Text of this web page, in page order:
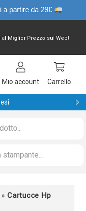
a partire da 29€
Miglior Prezzo sul Web!
Mio account Carrello
» Cartucce Hp